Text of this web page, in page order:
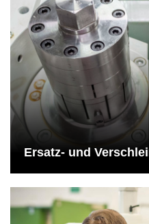
Ersatz- und
Ersatz- und
Die Verfügbarkeit dieser Teile
den langfristigen Einsatz von
Mehr dazu